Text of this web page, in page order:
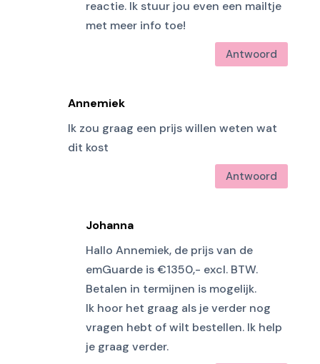
reactie. Ik stuur jou even een mailtje
met meer info toe!
Antwoord
Annemiek
Ik zou graag een prijs willen weten wat
dit kost
Antwoord
Johanna
Hallo Annemiek, de prijs van de
emGuarde is €1350,- excl. BTW.
Betalen in termijnen is mogelijk.
Ik hoor het graag als je verder nog
vragen hebt of wilt bestellen. Ik help
je graag verder.